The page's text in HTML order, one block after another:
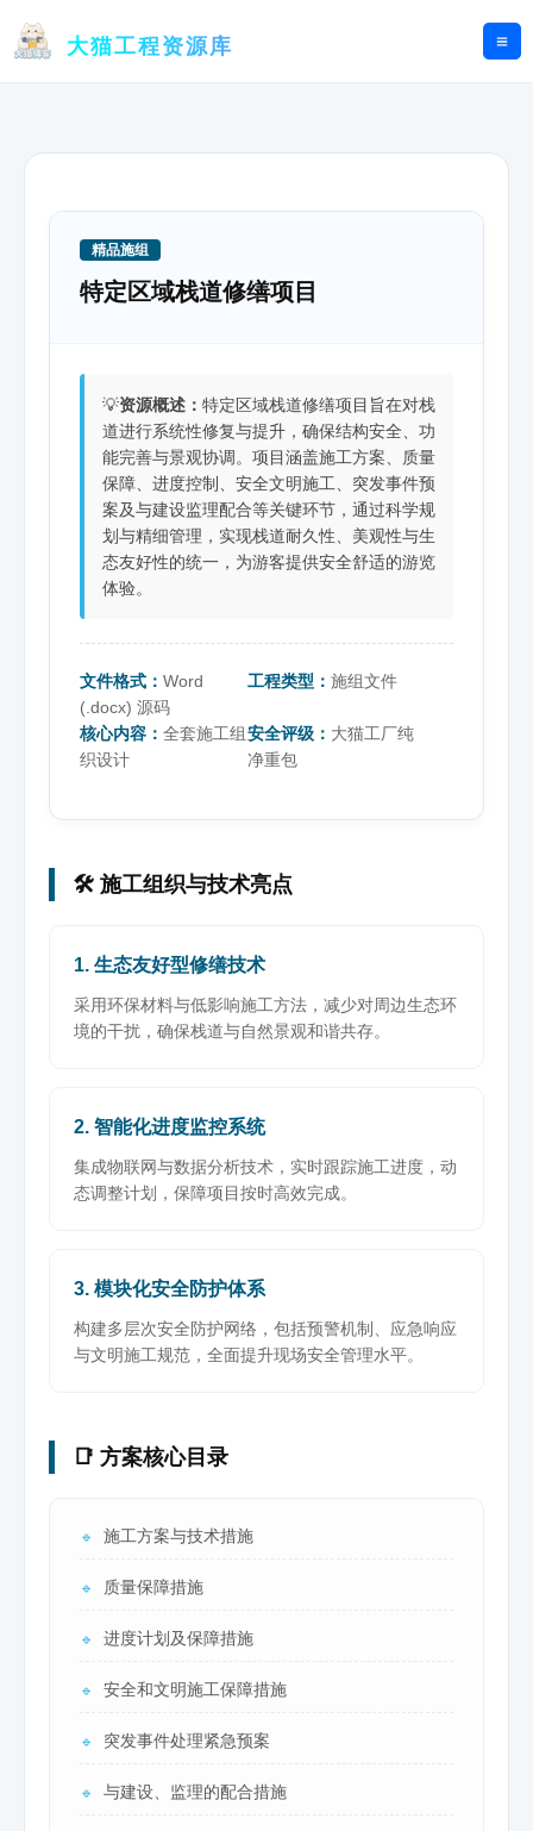
大猫工程资源库
精品施组
特定区域栈道修缮项目
💡资源概述： 特定区域栈道修缮项目旨在对栈
道进行系统性修复与提升，确保结构安全、功
能完善与景观协调。项目涵盖施工方案、质量
保障、进度控制、安全文明施工、突发事件预
案及与建设监理配合等关键环节，通过科学规
划与精细管理，实现栈道耐久性、美观性与生
态友好性的统一，为游客提供安全舒适的游览
体验。
文件格式： Word
(.docx) 源码
工程类型：施组文件
核心内容： 全套施工组
织设计
安全评级： 大猫工厂纯
净重包
🛠️ 施工组织与技术亮点
1. 生态友好型修缮技术
采用环保材料与低影响施工方法，减少对周边生态环
境的干扰，确保栈道与自然景观和谐共存。
2. 智能化进度监控系统
集成物联网与数据分析技术，实时跟踪施工进度，动
态调整计划，保障项目按时高效完成。
3. 模块化安全防护体系
构建多层次安全防护网络，包括预警机制、应急响应
与文明施工规范，全面提升现场安全管理水平。
📑 方案核心目录
🔹 施工方案与技术措施
🔹 质量保障措施
🔹 进度计划及保障措施
🔹 安全和文明施工保障措施
🔹 突发事件处理紧急预案
🔹 与建设、监理的配合措施